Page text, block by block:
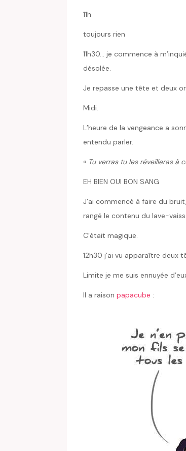
11h
toujours rien
11h30… je commence à
désolée.
Je repasse une tête et deux
Midi.
L’heure de la vengeance a
entendu parler.
« Tu verras tu les réveilleras à
EH BIEN OUI BON SANG
J’ai commencé à faire du
rangé le contenu du lave-
C’était magique.
12h30 j’ai vu apparaître deux
Limite je me suis ennuyée
Il a raison papacube :